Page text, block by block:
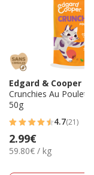
Edgard & Cooper
Crunchies Au Poulet
50g
4.7
étoiles
avec
21
4.7(21)
Prix
2.99€
2.99€
59.80€
Kg
59.80€ / kg